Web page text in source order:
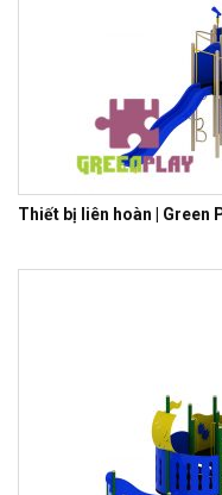
Thiết bị liên hoàn | Green